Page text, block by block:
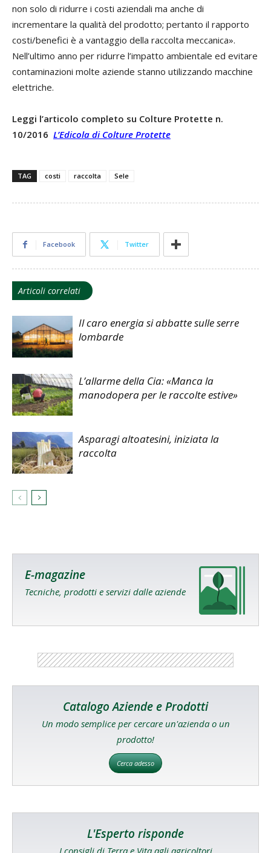
non solo di ridurre i costi aziendali ma anche di
incrementare la qualità del prodotto; pertanto il rapporto
costi/benefici è a vantaggio della raccolta meccanica».
Nell’ultimo anno per ridurre l’impatto ambientale ed evitare
contaminazioni molte aziende stanno utilizzando macchine
elettriche.
Leggi l’articolo completo su Colture Protette n.
10/2016 L’Edicola di Colture Protette
TAG costi raccolta Sele
Facebook Twitter
Articoli correlati
Il caro energia si abbatte sulle serre
lombarde
L’allarme della Cia: «Manca la
manodopera per le raccolte estive»
Asparagi altoatesini, iniziata la
raccolta
E-magazine
Tecniche, prodotti e servizi dalle aziende
Catalogo Aziende e Prodotti
Un modo semplice per cercare un'azienda o un
prodotto!
Cerca adesso
L'Esperto risponde